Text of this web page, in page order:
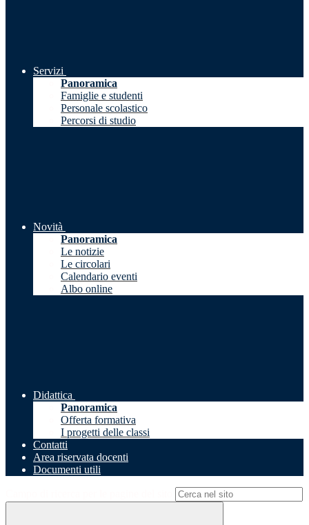
Servizi
Panoramica
Famiglie e studenti
Personale scolastico
Percorsi di studio
Novità
Panoramica
Le notizie
Le circolari
Calendario eventi
Albo online
Didattica
Panoramica
Offerta formativa
I progetti delle classi
Contatti
Area riservata docenti
Documenti utili